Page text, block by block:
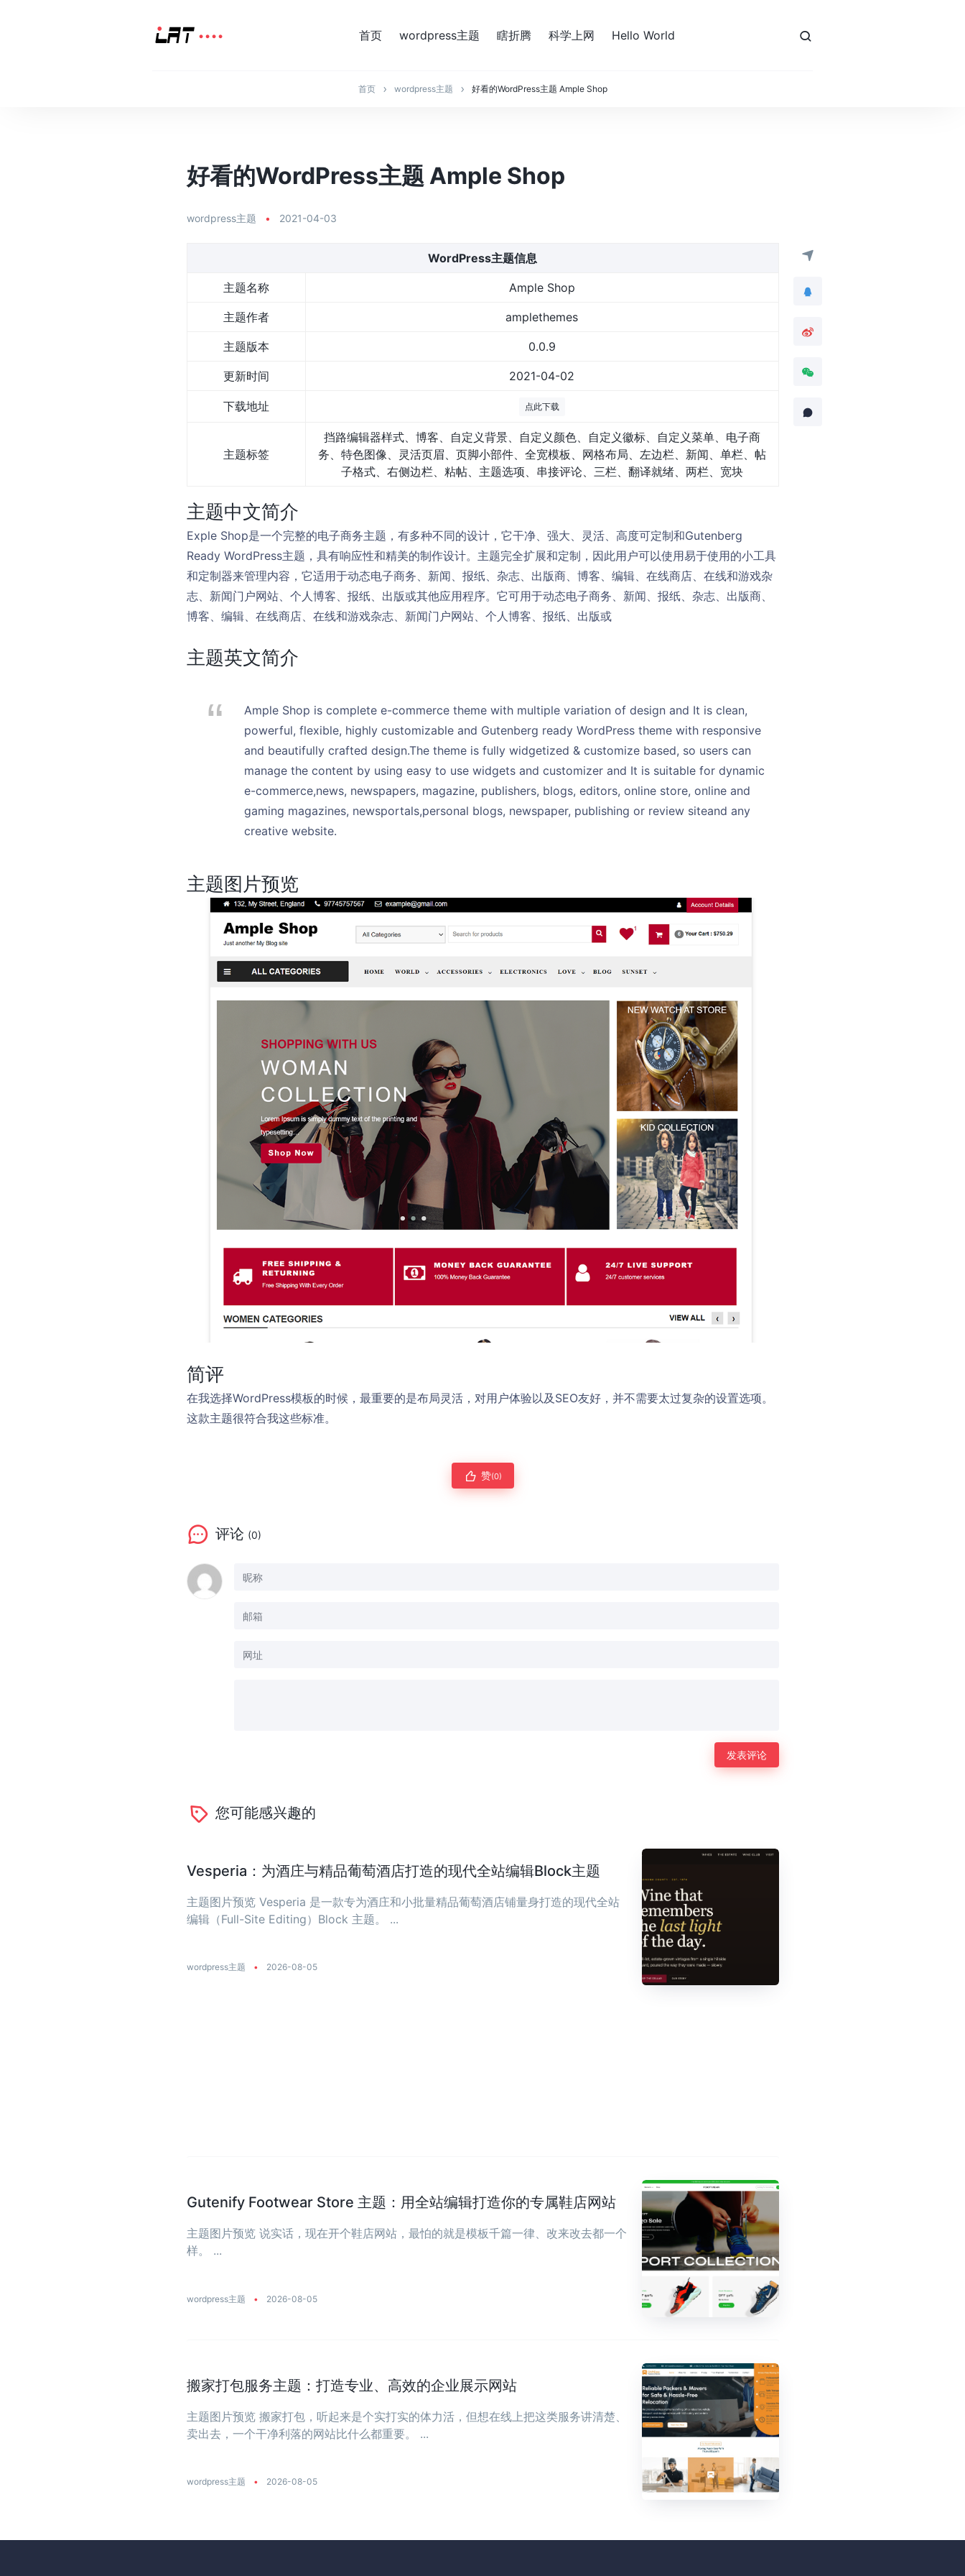
首页 wordpress主题 瞎折腾 科学上网 Hello World
首页 wordpress主题 好看的WordPress主题 Ample Shop
好看的WordPress主题 Ample Shop
wordpress主题 • 2021-04-03
WordPress主题信息
主题名称 Ample Shop
主题作者 amplethemes
主题版本 0.0.9
更新时间 2021-04-02
下载地址 点此下载
主题标签
挡路编辑器样式、博客、自定义背景、自定义颜色、自定义徽标、自定义菜单、电子商
务、特色图像、灵活页眉、页脚小部件、全宽模板、网格布局、左边栏、新闻、单栏、帖
子格式、右侧边栏、粘帖、主题选项、串接评论、三栏、翻译就绪、两栏、宽块
主题中文简介
Exple Shop是一个完整的电子商务主题，有多种不同的设计，它干净、强大、灵活、高度可定制和Gutenberg
Ready WordPress主题，具有响应性和精美的制作设计。主题完全扩展和定制，因此用户可以使用易于使用的小工具
和定制器来管理内容，它适用于动态电子商务、新闻、报纸、杂志、出版商、博客、编辑、在线商店、在线和游戏杂
志、新闻门户网站、个人博客、报纸、出版或其他应用程序。它可用于动态电子商务、新闻、报纸、杂志、出版商、
博客、编辑、在线商店、在线和游戏杂志、新闻门户网站、个人博客、报纸、出版或
主题英文简介
Ample Shop is complete e-commerce theme with multiple variation of design and It is clean,
powerful, flexible, highly customizable and Gutenberg ready WordPress theme with responsive
and beautifully crafted design.The theme is fully widgetized & customize based, so users can
manage the content by using easy to use widgets and customizer and It is suitable for dynamic
e-commerce,news, newspapers, magazine, publishers, blogs, editors, online store, online and
gaming magazines, newsportals,personal blogs, newspaper, publishing or review siteand any
creative website.
主题图片预览
简评
在我选择WordPress模板的时候，最重要的是布局灵活，对用户体验以及SEO友好，并不需要太过复杂的设置选项。
这款主题很符合我这些标准。
赞(0)
评论 (0)
您可能感兴趣的
Vesperia：为酒庄与精品葡萄酒店打造的现代全站编辑Block主题
主题图片预览 Vesperia 是一款专为酒庄和小批量精品葡萄酒店铺量身打造的现代全站
编辑（Full-Site Editing）Block 主题。 ...
wordpress主题 • 2026-08-05
Gutenify Footwear Store 主题：用全站编辑打造你的专属鞋店网站
主题图片预览 说实话，现在开个鞋店网站，最怕的就是模板千篇一律、改来改去都一个
样。 ...
wordpress主题 • 2026-08-05
搬家打包服务主题：打造专业、高效的企业展示网站
主题图片预览 搬家打包，听起来是个实打实的体力活，但想在线上把这类服务讲清楚、
卖出去，一个干净利落的网站比什么都重要。 ...
wordpress主题 • 2026-08-05